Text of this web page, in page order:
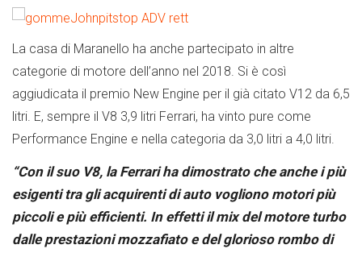
La casa di Maranello ha anche partecipato in altre
categorie di motore dell’anno nel 2018. Si è così
aggiudicata il premio New Engine per il già citato V12 da 6,5
litri. E, sempre il V8 3,9 litri Ferrari, ha vinto pure come
Performance Engine e nella categoria da 3,0 litri a 4,0 litri.
“Con il suo V8, la Ferrari ha dimostrato che anche i più
esigenti tra gli acquirenti di auto vogliono motori più
piccoli e più efficienti. In effetti il mix del motore turbo
dalle prestazioni mozzafiato e del glorioso rombo di